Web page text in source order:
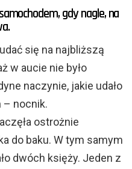
gdy nagle, na
się na najbliższą
w aucie nie było
naczynie, jakie udało
– nocnik.
ostrożnie
do baku. W tym samym
dwóch księży. Jeden z